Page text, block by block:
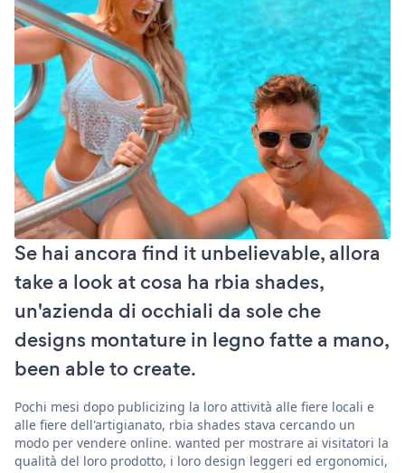
Se hai ancora find it unbelievable, allora
take a look at cosa ha rbia shades,
un'azienda di occhiali da sole che
designs montature in legno fatte a mano,
been able to create.
Pochi mesi dopo publicizing la loro attività alle fiere locali e
alle fiere dell'artigianato, rbia shades stava cercando un
modo per vendere online. wanted per mostrare ai visitatori la
qualità del loro prodotto, i loro design leggeri ed ergonomici,